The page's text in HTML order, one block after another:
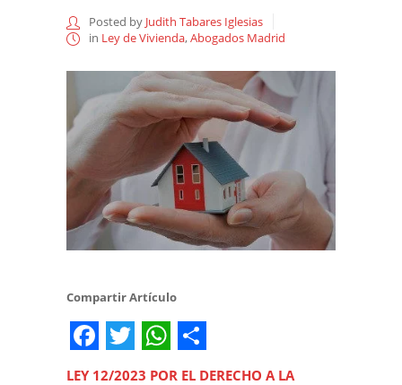
Posted by Judith Tabares Iglesias
in Ley de Vivienda,Abogados Madrid
Compartir Artículo
Facebook
Twitter
WhatsApp
Share
LEY 12/2023 POR EL DERECHO A LA